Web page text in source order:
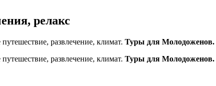
релакс
развлечение, климат. Туры для Молодоженов.
развлечение, климат. Туры для Молодоженов.